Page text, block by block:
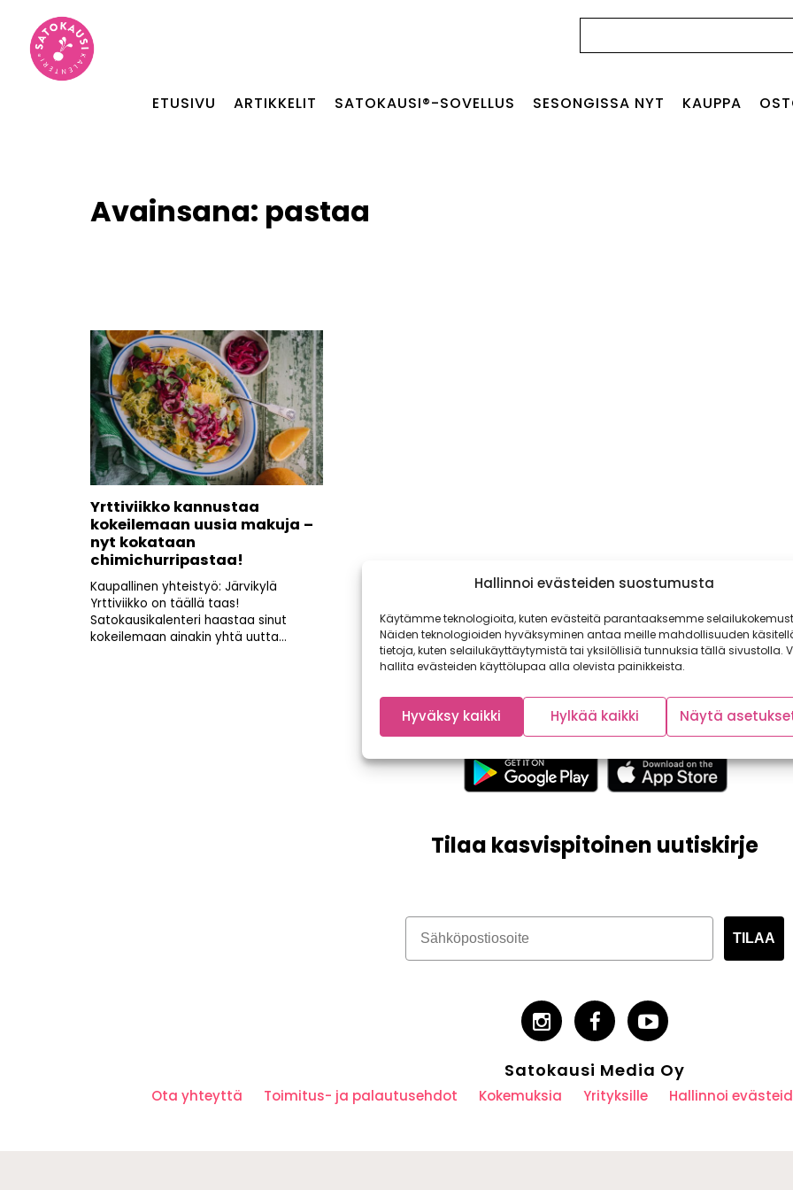
Hallinnoi evästeiden suostumusta
Käytämme teknologioita, kuten evästeitä parantaaksemme
Näiden teknologioiden hyväksyminen antaa meille mahdollisuuden
tietoja, kuten selailukäyttäytymistä tai yksilöllisiä tunnuksia tällä sivustolla.
hallita evästeiden käyttölupaa alla olevista painikkeista.
Hyväksy kaikki Hylkää kaikki Näytä
ETUSIVU ARTIKKELIT SATOKAUSI®-SOVELLUS SESONGISSA NYT KAUPPA
Avainsana: pastaa
Yrttiviikko kannustaa
kokeilemaan uusia makuja –
nyt kokataan
chimichurripastaa!
Kaupallinen yhteistyö: Järvikylä
Yrttiviikko on täällä taas!
Satokausikalenteri haastaa sinut
kokeilemaan ainakin yhtä uutta...
Tilaa kasvispitoinen uutiskirje
TILAA
Satokausi Media Oy
Ota yhteyttä Toimitus- ja palautusehdot Kokemuksia Yrityksille Hallinnoi